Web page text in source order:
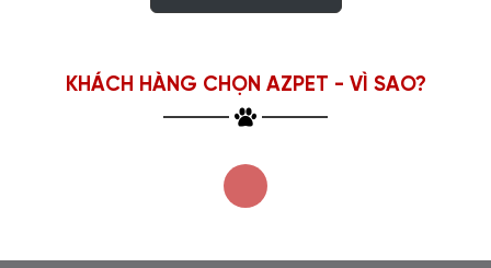
KHÁCH HÀNG CHỌN AZPET - VÌ SAO?